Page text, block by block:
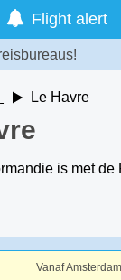
Flight alert
Le Havre
is met
Vanaf Amsterdam